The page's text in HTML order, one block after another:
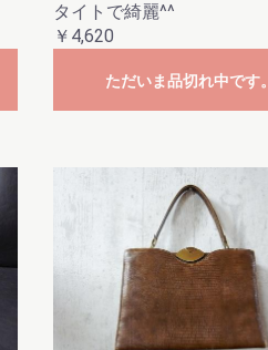
タイトで綺麗^^
￥4,620
ただいま品切れ中です。